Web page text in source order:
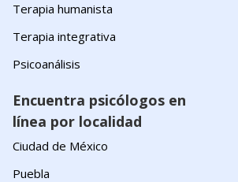
Terapia humanista
Terapia integrativa
Psicoanálisis
Encuentra psicólogos en
línea por localidad
Ciudad de México
Puebla